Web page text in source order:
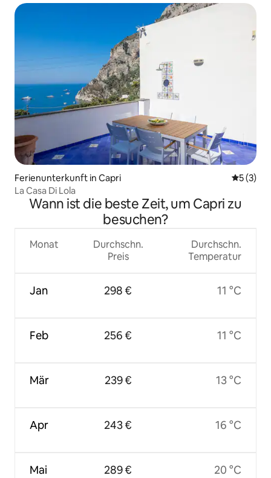
Ferienunterkunft in Capri
5 (3)
La Casa Di Lola
Wann ist die beste Zeit, um Capri zu
besuchen?
Monat
Jan
Feb
Mär
Apr
Mai
Durchschn.
Preis
298 €
256 €
239 €
243 €
289 €
Durchschn.
Temperatur
11 °C
11 °C
13 °C
16 °C
20 °C